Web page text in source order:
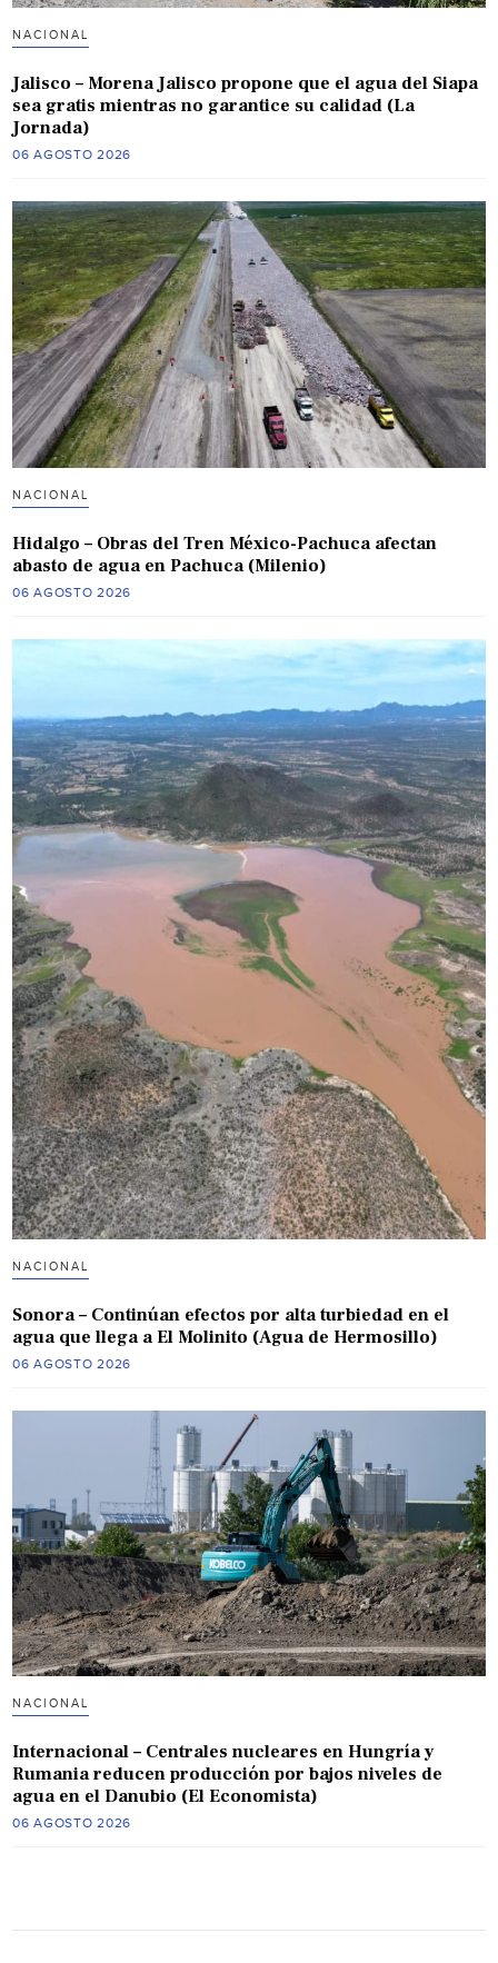
NACIONAL
Jalisco – Morena Jalisco propone que el agua del Siapa
sea gratis mientras no garantice su calidad (La
Jornada)
06 AGOSTO 2026
NACIONAL
Hidalgo – Obras del Tren México-Pachuca afectan
abasto de agua en Pachuca (Milenio)
06 AGOSTO 2026
NACIONAL
Sonora – Continúan efectos por alta turbiedad en el
agua que llega a El Molinito (Agua de Hermosillo)
06 AGOSTO 2026
NACIONAL
Internacional – Centrales nucleares en Hungría y
Rumania reducen producción por bajos niveles de
agua en el Danubio (El Economista)
06 AGOSTO 2026